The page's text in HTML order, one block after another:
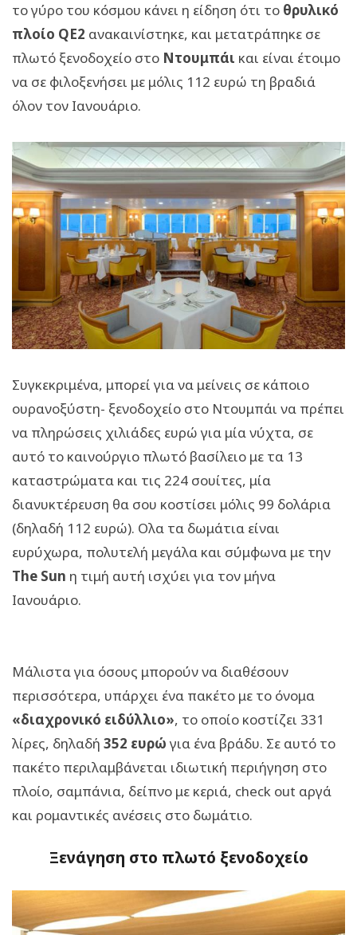
το γύρο του κόσμου κάνει η είδηση ότι τo θρυλικό
πλοίο QE2 ανακαινίστηκε, και μετατράπηκε σε
πλωτό ξενοδοχείο στο Ντουμπάι και είναι έτοιμο
να σε φιλοξενήσει με μόλις 112 ευρώ τη βραδιά
όλον τον Ιανουάριο.
Συγκεκριμένα, μπορεί για να μείνεις σε κάποιο
ουρανοξύστη- ξενοδοχείο στο Ντουμπάι να πρέπει
να πληρώσεις χιλιάδες ευρώ για μία νύχτα, σε
αυτό το καινούργιο πλωτό βασίλειο με τα 13
καταστρώματα και τις 224 σουίτες, μία
διανυκτέρευση θα σου κοστίσει μόλις 99 δολάρια
(δηλαδή 112 ευρώ). Ολα τα δωμάτια είναι
ευρύχωρα, πολυτελή μεγάλα και σύμφωνα με την
The Sun η τιμή αυτή ισχύει για τον μήνα
Ιανουάριο.
Μάλιστα για όσους μπορούν να διαθέσουν
περισσότερα, υπάρχει ένα πακέτο με το όνομα
«διαχρονικό ειδύλλιο», το οποίο κοστίζει 331
λίρες, δηλαδή 352 ευρώ για ένα βράδυ. Σε αυτό το
πακέτο περιλαμβάνεται ιδιωτική περιήγηση στο
πλοίο, σαμπάνια, δείπνο με κεριά, check out αργά
και ρομαντικές ανέσεις στο δωμάτιο.
Ξενάγηση στο πλωτό ξενοδοχείο